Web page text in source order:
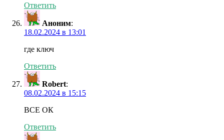
Ответить
Аноним:
18.02.2024 в 13:01
где ключ
Ответить
Robert:
08.02.2024 в 15:15
ВСЕ ОК
Ответить